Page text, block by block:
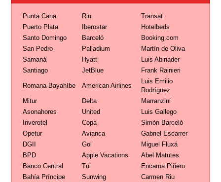
Punta Cana Riu
Transat
Puerto Plata
Iberostar
Hotelbeds
Santo Domingo
Barceló
Booking.com
San Pedro
Palladium
Martín de Oliva
Samaná
Hyatt
Luis Abinader
Santiago
JetBlue Frank Rainieri
Romana-Bayahíbe American Airlines
Luis Emilio
Rodríguez
Mitur
Delta
Marranzini
Asonahores
United
Luis Gallego
Inverotel
Copa
Simón Barceló
Opetur
Avianca
Gabriel Escarrer
DGII
Gol
Miguel Fluxá
BPD
Apple Vacations
Abel Matutes
Banco Central
Tui
Encarna Piñero
Bahía Príncipe
Sunwing Carmen Riu